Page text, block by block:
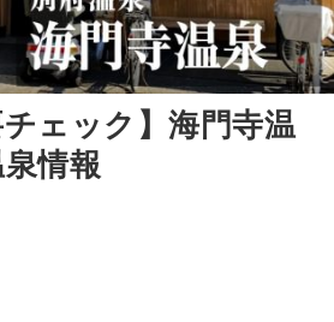
チェック】海門寺温
情報